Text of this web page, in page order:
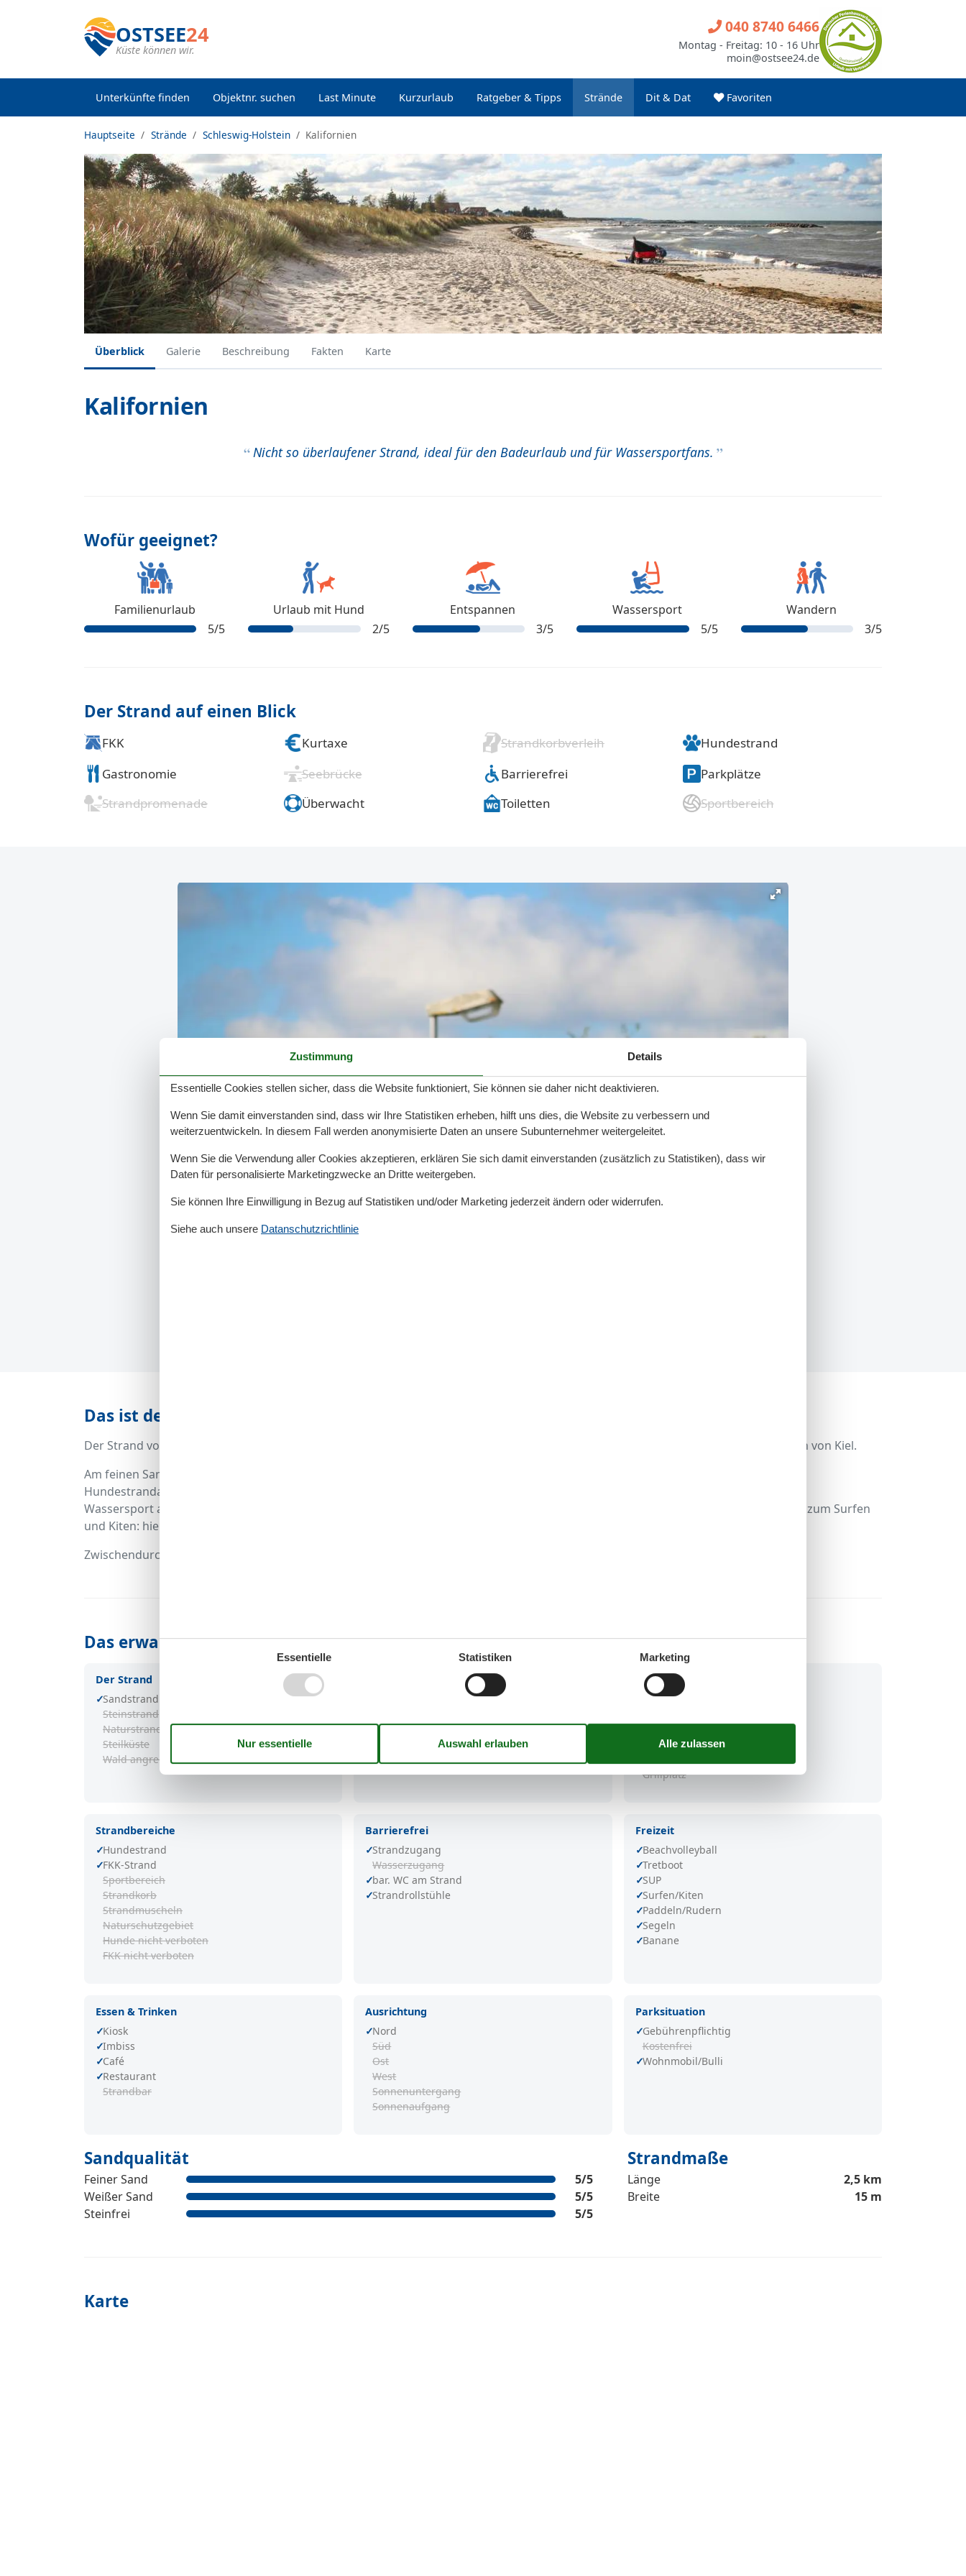
OSTSEE24
Küste können wir.
Unterkünfte finden Objektnr. suchen Last Minute Kurzurlaub Ratgeber & Tipps Strände Dit & Dat Favoriten
040 8740 6466
Montag - Freitag: 10 - 16 Uhr
moin@ostsee24.de
Hauptseite Strände Schleswig-Holstein Kalifornien
Überblick Galerie Beschreibung Fakten Karte
Kalifornien
Nicht so überlaufener Strand, ideal für den Badeurlaub und für Wassersportfans.
Wofür geeignet?
Familienurlaub
5/5
Urlaub mit Hund
2/5
Entspannen
3/5
Wassersport
5/5
Wandern
3/5
Der Strand auf einen Blick
FKK Kurtaxe Strandkorbverleih
Hundestrand
Gastronomie
Seebrücke Barrierefrei
Parkplätze
Strandpromenade
Überwacht Toiletten Sportbereich
Das ist der Strand Kalifornien
Der Strand von Kalifornien liegt nicht in Amerika sondern im schönen Schleswig-Holstein im Ort Schöneberg, etwa 20 km nordöstlich von Kiel.
Am feinen Sandstrand kann man entspannt planschen, schwimmen und Sandburgen bauen, denn hier ist es nicht so überlaufen. Ein
Hundestrandabschnitt bietet auch den Vierbeinern einen Ort zum relaxen und Wellen jagen.
Wassersport aller Art kann in der Wassersportschule „California“ betrieben werden. Vom Tretboot, Speed-Sofa, Bananenboot bis hin zum Surfen
und Kiten: hier ist für jeden Geschmack etwas passendes dabei.
Zwischendurch kann man sich am Kiosk ein Eis gönnen oder bei der Fischräucherei ein hausgemachtes Fischbrötchen essen.
Das erwartet Sie in Kalifornien
Der Strand
Sandstrand
Steinstrand
Naturstrand
Steilküste
Wald angrenzend
Seebrücke
Strandpromenade
Service
W-LAN
Dusche
Spielplatz
Grillplatz
Strandbereiche
Hundestrand
FKK-Strand
Sportbereich
Strandkorb
Strandmuscheln
Naturschutzgebiet
Hunde nicht verboten
FKK nicht verboten
Barrierefrei
Strandzugang
Wasserzugang
bar. WC am Strand
Strandrollstühle
Freizeit
Beachvolleyball
Tretboot
SUP
Surfen/Kiten
Paddeln/Rudern
Segeln
Banane
Essen & Trinken
Kiosk
Imbiss
Café
Restaurant
Strandbar
Ausrichtung
Nord
Süd
Ost
West
Sonnenuntergang
Sonnenaufgang
Parksituation
Gebührenpflichtig
Kostenfrei
Wohnmobil/Bulli
Sandqualität
Feiner Sand 5/5
Weißer Sand
5/5
Steinfrei
5/5
Strandmaße
Länge
2,5 km
Breite
15 m
Karte
Zustimmung Details
Essentielle Cookies stellen sicher, dass die Website funktioniert, Sie können sie daher nicht deaktivieren.
Wenn Sie damit einverstanden sind, dass wir Ihre Statistiken erheben, hilft uns dies, die Website zu verbessern und
weiterzuentwickeln. In diesem Fall werden anonymisierte Daten an unsere Subunternehmer weitergeleitet.
Wenn Sie die Verwendung aller Cookies akzeptieren, erklären Sie sich damit einverstanden (zusätzlich zu Statistiken), dass wir
Daten für personalisierte Marketingzwecke an Dritte weitergeben.
Sie können Ihre Einwilligung in Bezug auf Statistiken und/oder Marketing jederzeit ändern oder widerrufen.
Siehe auch unsere Datanschutzrichtlinie
Essentielle Statistiken Marketing